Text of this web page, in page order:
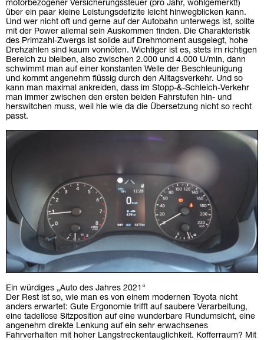
motorbezogener Versicherungssteuer (pro Jahr, wohlgemerkt!)
über ein paar kleine Leistungsdefizite leicht hinwegblicken kann.
Und wer nicht oft und gerne auf der Autobahn unterwegs ist, sollte
mit der Power allemal sein Auskommen finden. Die Charakteristik
des Primzahl-Zwergs ist solide auf Drehmoment ausgelegt, hohe
Drehzahlen sind kaum vonnöten. Wichtiger ist es, stets im richtigen
Bereich zu bleiben, also zwischen 2.000 und 4.000 U/min, dann
schwimmt man auf einer konstanten Welle der Beschleunigung
und kommt angenehm flüssig durch den Alltagsverkehr. Und so
kann man maximal ankreiden, dass im Stopp-&-Schleich-Verkehr
man immer zwischen den ersten beiden Fahrstufen hin- und
herswitchen muss, weil hie wie da die Übersetzung nicht so recht
passt.
Ein würdiges „Auto des Jahres 2021“
Der Rest ist so, wie man es von einem modernen Toyota nicht
anders erwartet: Gute Ergonomie trifft auf saubere Verarbeitung,
eine tadellose Sitzposition auf eine wunderbare Rundumsicht, eine
angenehm direkte Lenkung auf ein sehr erwachsenes
Fahrverhalten mit hoher Langstreckentauglichkeit. Kofferraum? Mit